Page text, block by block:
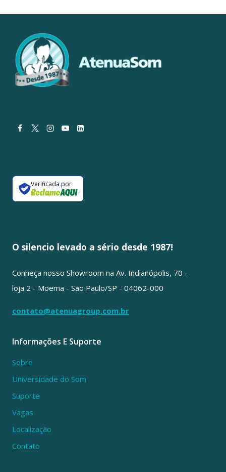
Verificada por
O silencio levado a sério desde 1987!
Conheça nosso Showroom na Av. Indianópolis, 70 -
loja 2 - Moema - São Paulo/SP - 04062-000
contato@atenuagroup.com.br
Informações E Suporte
Sobre
Universidade do Som
Suporte
Vagas
Localização
Contato